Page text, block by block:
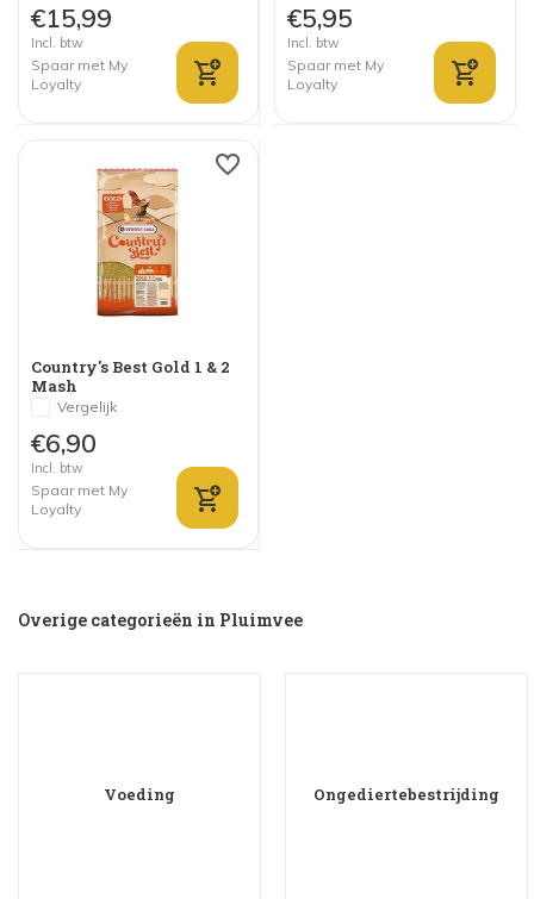
€15,99
Incl. btw
Spaar met My
Loyalty
€5,95
Incl. btw
Spaar met My
Loyalty
Country's Best Gold 1 & 2
Mash
Vergelijk
€6,90
Incl. btw
Spaar met My
Loyalty
Overige categorieën in Pluimvee
Voeding Ongediertebestrijding